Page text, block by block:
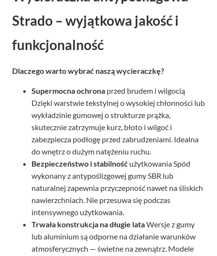
Strado – wyjątkowa jakość i
funkcjonalność
Dzięki warstwie tekstylnej o wysokiej chłonności lub
wykładzinie gumowej o strukturze prążka,
skutecznie zatrzymuje kurz, błoto i wilgoć i
zabezpiecza podłogę przed zabrudzeniami. Idealna
do wnętrz o dużym natężeniu ruchu.
Bezpieczeństwo i stabilnośćużytkowania Spód
wykonany z antypoślizgowej gumy SBR lub
naturalnej zapewnia przyczepność nawet na śliskich
nawierzchniach. Nie przesuwa się podczas
intensywnego użytkowania.
Trwała konstrukcja na długie lata
lub aluminium są odporne na działanie warunków
atmosferycznych — świetne na zewnątrz. Modele
tekstylne są łatwe do prania i szybkoschnące, co